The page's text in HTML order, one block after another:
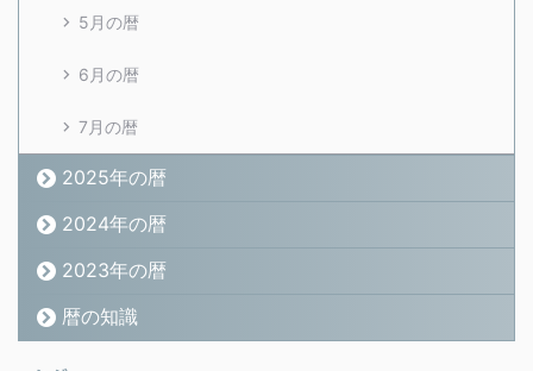
5月の暦
6月の暦
7月の暦
2025年の暦
2024年の暦
2023年の暦
暦の知識